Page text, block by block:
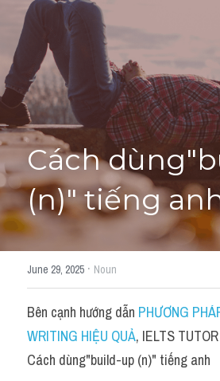
Cách diễn đạt
IELTS Videos - Ebook
Điểm báo
Adj
Idiom
Khác
Từ vựng theo topic
Từ vựng theo Topic
Vocabulary - Grammar
Grammar
HỌC THỬ →
Cách
(n)" tiếng
June 29, 2025 · Noun
Bên cạnh hướng dẫn PHƯƠNG
WRITING HIỆU QUẢ, IELTS
Cách dùng"build-up (n)" tiếng anh